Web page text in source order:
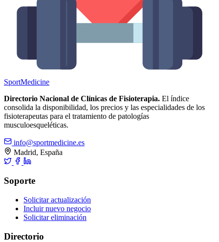
SportMedicine
Directorio Nacional de Clínicas de Fisioterapia. El índice
consolida la disponibilidad, los precios y las especialidades de los
fisioterapeutas para el tratamiento de patologías
musculoesqueléticas.
info@sportmedicine.es
Madrid, España
Soporte
Solicitar actualización
Incluir nuevo negocio
Solicitar eliminación
Directorio